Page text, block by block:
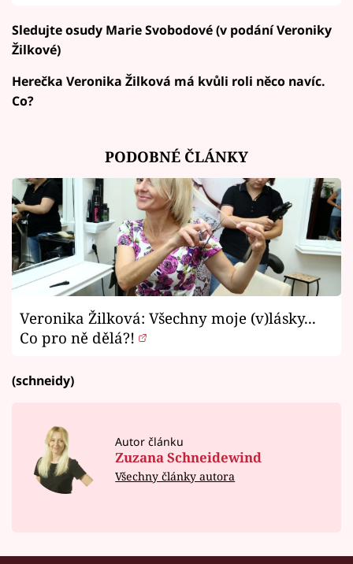
Sledujte osudy Marie Svobodové (v podání Veroniky
Žilkové)
Herečka Veronika Žilková má kvůli roli něco navíc.
Co?
PODOBNÉ ČLÁNKY
Veronika Žilková: Všechny moje (v)lásky...
Co pro ně dělá?!
(schneidy)
Autor článku
Zuzana Schneidewind
Všechny články autora